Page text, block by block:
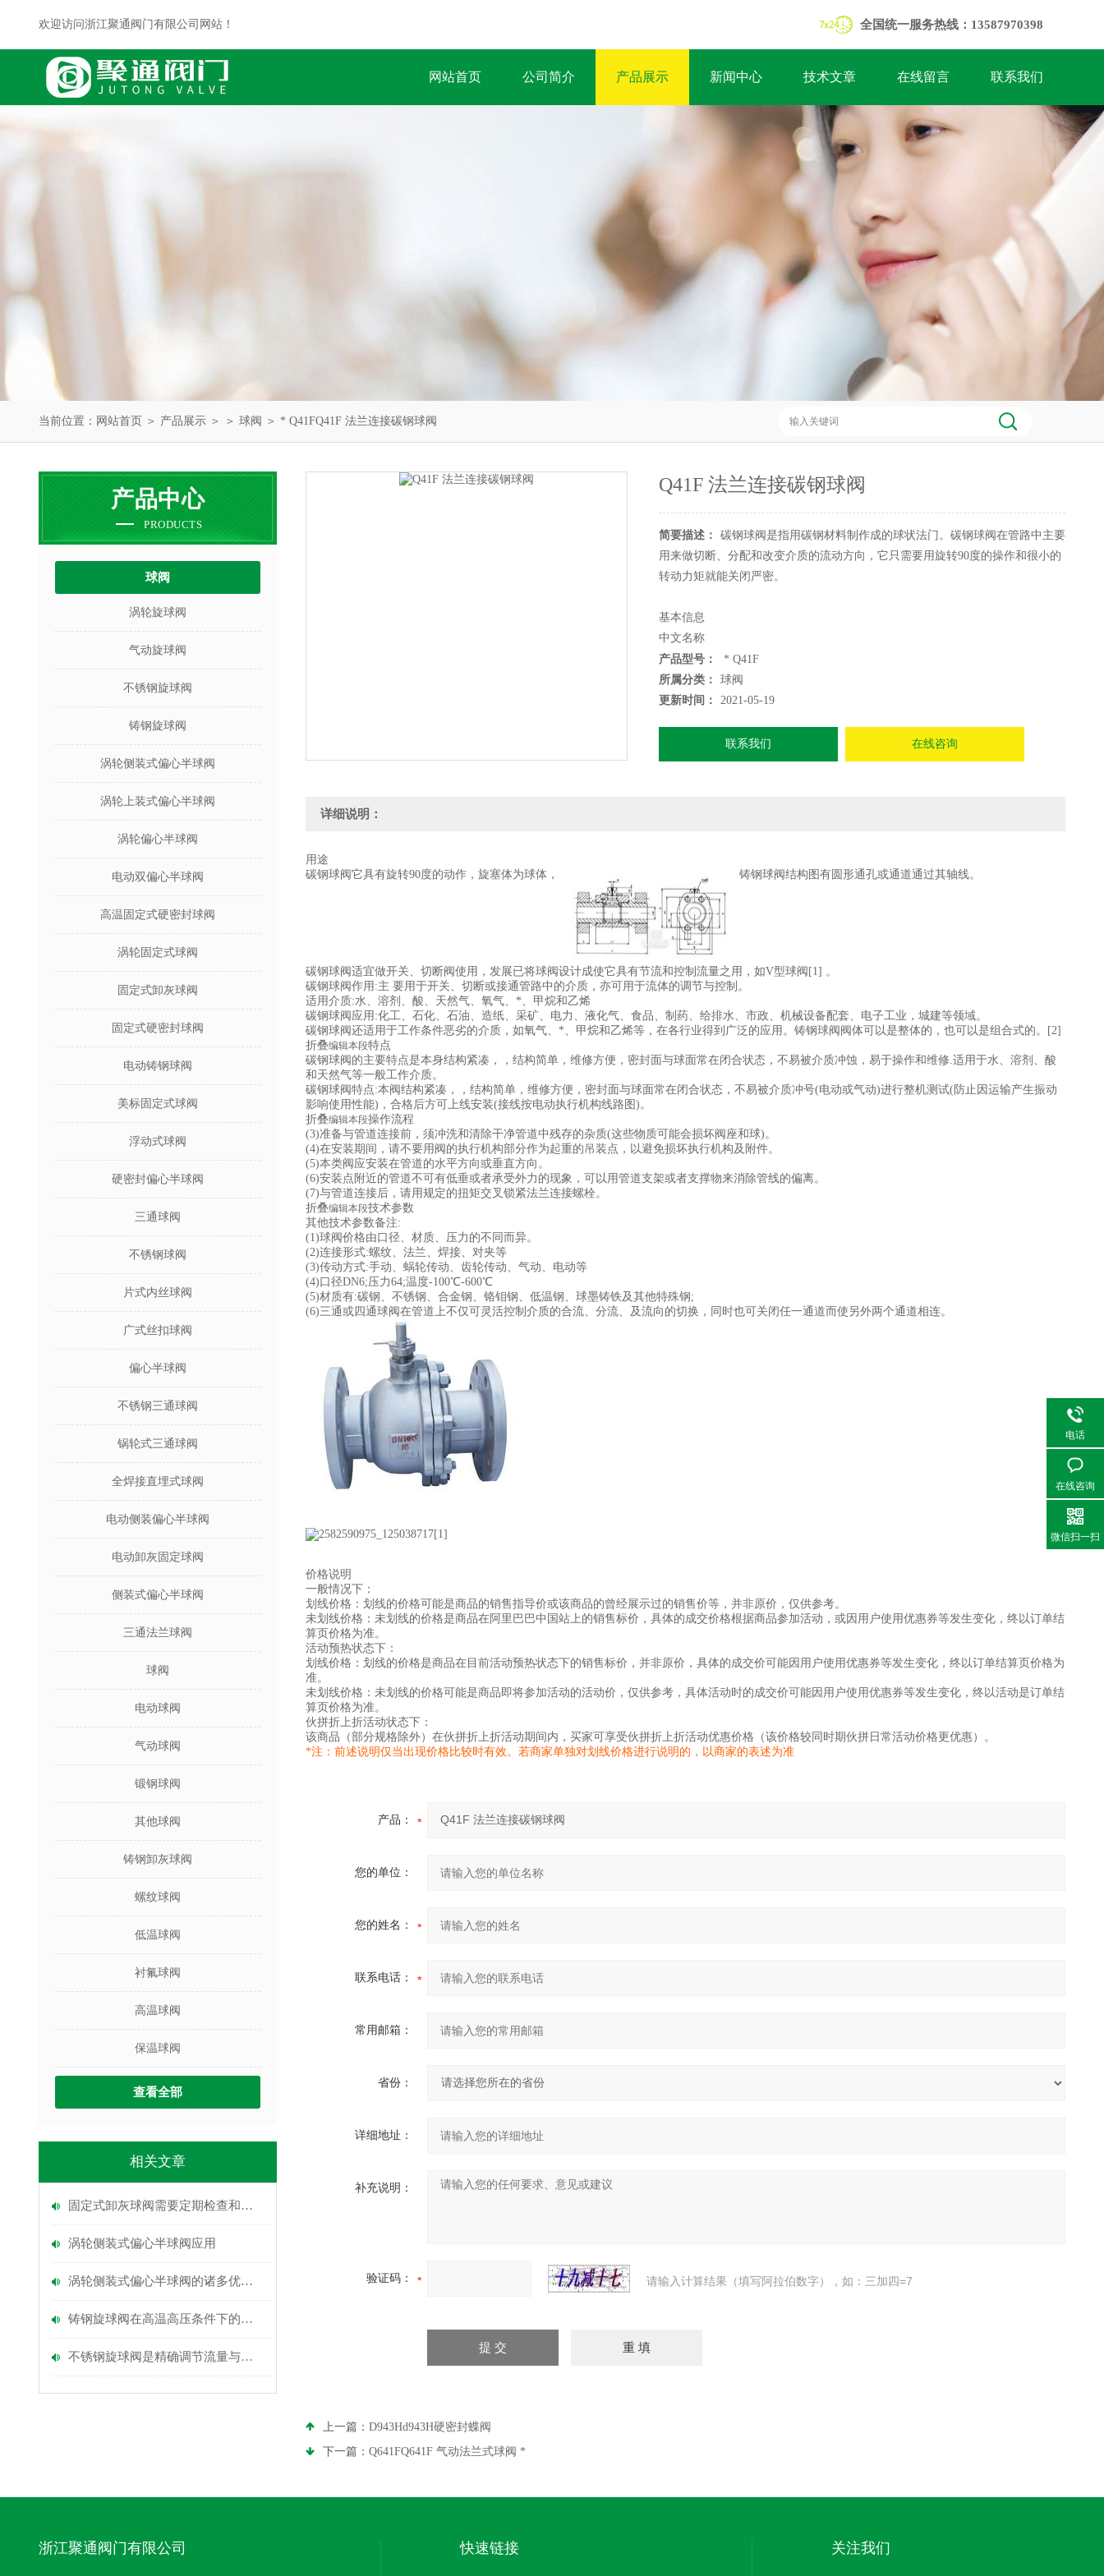
欢迎访问浙江聚通阀门有限公司网站！ 全国统一服务热线：13587970398
网站首页 公司简介 产品展示 新闻中心 技术文章 在线留言 联系我们
当前位置： 网站首页 ＞ 产品展示 ＞ ＞ 球阀 ＞ * Q41FQ41F 法兰连接碳钢球阀
产品中心
PRODUCTS
球阀
涡轮旋球阀
气动旋球阀
不锈钢旋球阀
铸钢旋球阀
涡轮侧装式偏心半球阀
涡轮上装式偏心半球阀
涡轮偏心半球阀
电动双偏心半球阀
高温固定式硬密封球阀
涡轮固定式球阀
固定式卸灰球阀
固定式硬密封球阀
电动铸钢球阀
美标固定式球阀
浮动式球阀
硬密封偏心半球阀
三通球阀
不锈钢球阀
片式内丝球阀
广式丝扣球阀
偏心半球阀
不锈钢三通球阀
锅轮式三通球阀
全焊接直埋式球阀
电动侧装偏心半球阀
电动卸灰固定球阀
侧装式偏心半球阀
三通法兰球阀
球阀
电动球阀
气动球阀
锻钢球阀
其他球阀
铸钢卸灰球阀
螺纹球阀
低温球阀
衬氟球阀
高温球阀
保温球阀
查看全部
相关文章
固定式卸灰球阀需要定期检查和维护吗？
涡轮侧装式偏心半球阀应用
涡轮侧装式偏心半球阀的诸多优点您看中几条
铸钢旋球阀在高温高压条件下的稳定性能与优势
不锈钢旋球阀是精确调节流量与压力的理想选择
Q41F 法兰连接碳钢球阀
简要描述：
碳钢球阀是指用碳钢材料制作成的球状法门。碳钢球阀在管路中主要
用来做切断、分配和改变介质的流动方向，它只需要用旋转90度的操作和很小的
转动力矩就能关闭严密。
基本信息
中文名称
碳钢球阀
性质
产品型号：
* Q41F
所属分类：
球阀
更新时间：
2021-05-19
联系我们 在线咨询
详细说明：
用途
碳钢球阀它具有旋转90度的动作，旋塞体为球体， 铸钢球阀结构图有圆形通孔或通道通过其轴线。
碳钢球阀适宜做开关、切断阀使用，发展已将球阀设计成使它具有节流和控制流量之用，如V型球阀[1] 。
碳钢球阀作用:主 要用于开关、切断或接通管路中的介质，亦可用于流体的调节与控制。
适用介质:水、溶剂、酸、天然气、氧气、*、甲烷和乙烯
碳钢球阀应用:化工、石化、石油、造纸、采矿、电力、液化气、食品、制药、给排水、市政、机械设备配套、电子工业，城建等领域。
碳钢球阀还适用于工作条件恶劣的介质，如氧气、*、甲烷和乙烯等，在各行业得到广泛的应用。铸钢球阀阀体可以是整体的，也可以是组合式的。[2]
折叠编辑本段特点
碳钢球阀的主要特点是本身结构紧凑，，结构简单，维修方便，密封面与球面常在闭合状态，不易被介质冲蚀，易于操作和维修.适用于水、溶剂、酸
和天然气等一般工作介质。
碳钢球阀特点:本阀结构紧凑，，结构简单，维修方便，密封面与球面常在闭合状态，不易被介质冲号(电动或气动)进行整机测试(防止因运输产生振动
影响使用性能)，合格后方可上线安装(接线按电动执行机构线路图)。
折叠编辑本段操作流程
(3)准备与管道连接前，须冲洗和清除干净管道中残存的杂质(这些物质可能会损坏阀座和球)。
(4)在安装期间，请不要用阀的执行机构部分作为起重的吊装点，以避免损坏执行机构及附件。
(5)本类阀应安装在管道的水平方向或垂直方向。
(6)安装点附近的管道不可有低垂或者承受外力的现象，可以用管道支架或者支撑物来消除管线的偏离。
(7)与管道连接后，请用规定的扭矩交叉锁紧法兰连接螺栓。
折叠编辑本段技术参数
其他技术参数备注:
(1)球阀价格由口径、材质、压力的不同而异。
(2)连接形式:螺纹、法兰、焊接、对夹等
(3)传动方式:手动、蜗轮传动、齿轮传动、气动、电动等
(4)口径DN6;压力64;温度-100℃-600℃
(5)材质有:碳钢、不锈钢、合金钢、铬钼钢、低温钢、球墨铸铁及其他特殊钢;
(6)三通或四通球阀在管道上不仅可灵活控制介质的合流、分流、及流向的切换，同时也可关闭任一通道而使另外两个通道相连。
价格说明
一般情况下：
划线价格：划线的价格可能是商品的销售指导价或该商品的曾经展示过的销售价等，并非原价，仅供参考。
未划线价格：未划线的价格是商品在阿里巴巴中国站上的销售标价，具体的成交价格根据商品参加活动，或因用户使用优惠券等发生变化，终以订单结
算页价格为准。
活动预热状态下：
划线价格：划线的价格是商品在目前活动预热状态下的销售标价，并非原价，具体的成交价可能因用户使用优惠券等发生变化，终以订单结算页价格为
准。
未划线价格：未划线的价格可能是商品即将参加活动的活动价，仅供参考，具体活动时的成交价可能因用户使用优惠券等发生变化，终以活动是订单结
算页价格为准。
伙拼折上折活动状态下：
该商品（部分规格除外）在伙拼折上折活动期间内，买家可享受伙拼折上折活动优惠价格（该价格较同时期伙拼日常活动价格更优惠）。
*注：前述说明仅当出现价格比较时有效。若商家单独对划线价格进行说明的，以商家的表述为准
产品：
您的单位：
您的姓名：
联系电话：
常用邮箱：
省份：
详细地址：
补充说明：
验证码： 请输入计算结果（填写阿拉伯数字），如：三加四=7
上一篇： D943Hd943H硬密封蝶阀
下一篇： Q641FQ641F 气动法兰式球阀 *
浙江聚通阀门有限公司 快速链接 关注我们
电话
在线咨询
微信扫一扫